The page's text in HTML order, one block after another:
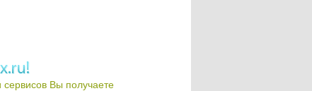
сервисов Вы получаете